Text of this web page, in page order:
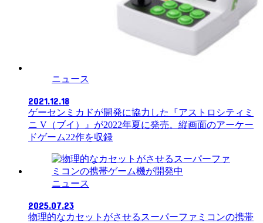
ニュース
2021.12.18
ゲーセンミカドが開発に協力した『アストロシティミ
ニ V（ブイ）』が2022年夏に発売。縦画面のアーケー
ドゲーム22作を収録
ニュース
2025.07.23
物理的なカセットがさせるスーパーファミコンの携帯